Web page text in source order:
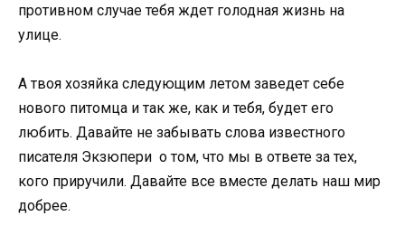
противном случае тебя ждет голодная жизнь на
улице.
А твоя хозяйка следующим летом заведет себе
нового питомца и так же, как и тебя, будет его
любить. Давайте не забывать слова известного
писателя Экзюпери о том, что мы в ответе за тех,
кого приручили. Давайте все вместе делать наш мир
добрее.